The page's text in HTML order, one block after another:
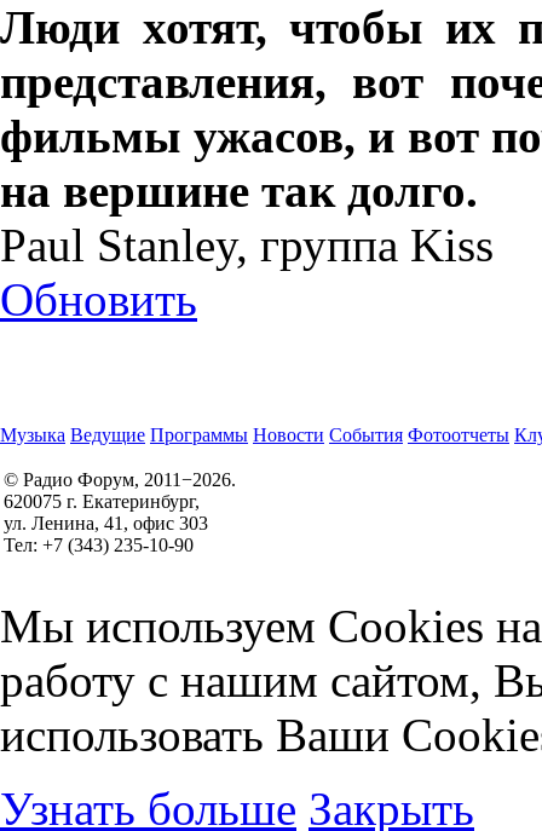
Люди хотят, чтобы их
представления, вот
фильмы ужасов, и вот
на вершине так долго.
Paul Stanley, группа Kiss
Обновить
Музыка Ведущие Программы Новости События Фотоотчеты
© Радио Форум, 2011−2026.
620075 г. Екатеринбург,
ул. Ленина, 41, офис 303
Тел: +7 (343) 235-10-90
Мы используем Cookies
работу с нашим сайтом,
использовать Ваши
Узнать больше Закрыть